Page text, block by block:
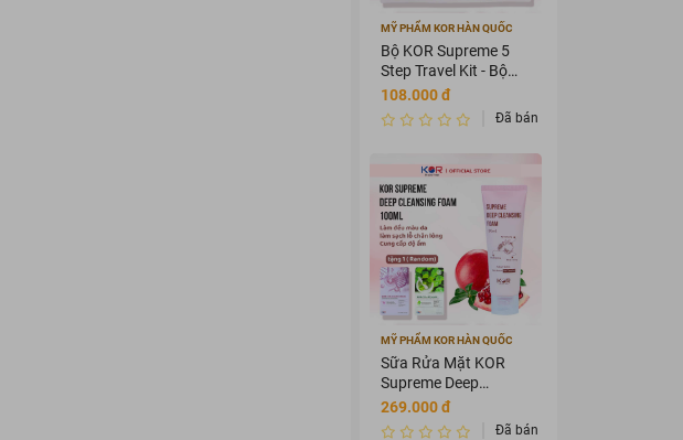
MỸ PHẨM KOR HÀN QUỐC
Bộ KOR Supreme 5
Step Travel Kit - Bộ
mỹ phẩm du lịch KOR
108.000 đ
Đã bán 3456435
MỸ PHẨM KOR HÀN QUỐC
Sữa Rửa Mặt KOR
Supreme Deep
Cleansing Foam
100ml
269.000 đ
Đã bán 2657268